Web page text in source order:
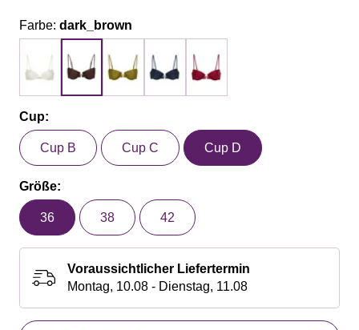
Farbe: dark_brown
Cup:
Cup B Cup C Cup D
Größe:
36 38 42
Voraussichtlicher Liefertermin
Montag, 10.08 - Dienstag, 11.08